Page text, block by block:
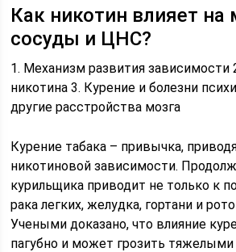
Как никотин влияет на
сосуды и ЦНС?
1. Механизм развития зависимости
никотина 3. Курение и болезни
другие расстройства мозга
Курение табака – привычка,
никотиновой зависимости.
курильщика приводит не только к
рака легких, желудка, гортани и
Учеными доказано, что влияние
пагубно и может грозить